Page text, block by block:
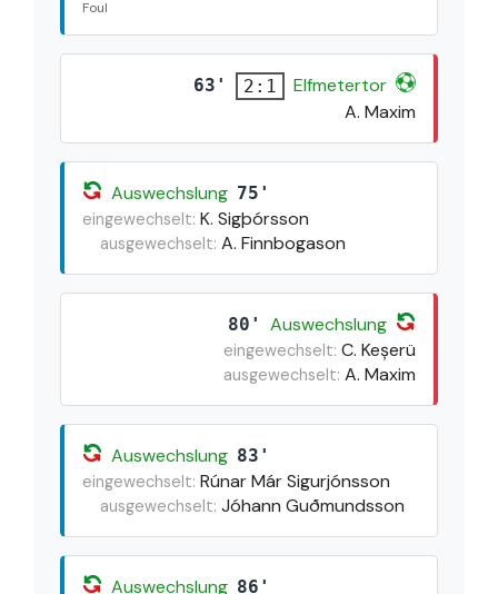
Foul
63' 2:1
Elfmetertor
A. Maxim
Auswechslung 75'
eingewechselt: K. Sigþórsson
ausgewechselt: A. Finnbogason
80' Auswechslung
eingewechselt: C. Keșerü
ausgewechselt: A. Maxim
Auswechslung 83'
eingewechselt: Rúnar Már Sigurjónsson
ausgewechselt: Jóhann Guðmundsson
Auswechslung 86'